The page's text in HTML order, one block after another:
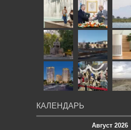
КАЛЕНДАРЬ
Август 2026